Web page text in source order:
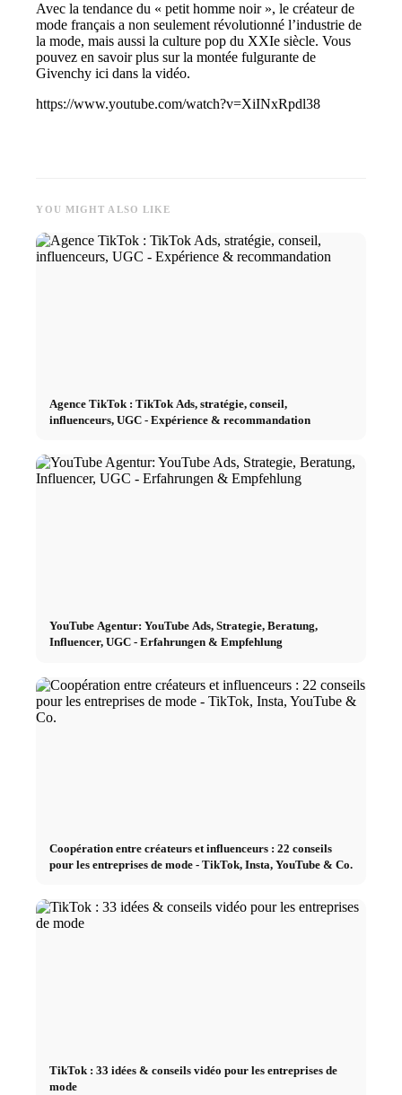
Avec la tendance du « petit homme noir », le créateur de
mode français a non seulement révolutionné l’industrie de
la mode, mais aussi la culture pop du XXIe siècle. Vous
pouvez en savoir plus sur la montée fulgurante de
Givenchy ici dans la vidéo.
https://www.youtube.com/watch?v=XiINxRpdl38
YOU MIGHT ALSO LIKE
Agence TikTok : TikTok Ads, stratégie, conseil,
influenceurs, UGC - Expérience & recommandation
YouTube Agentur: YouTube Ads, Strategie, Beratung,
Influencer, UGC - Erfahrungen & Empfehlung
Coopération entre créateurs et influenceurs : 22 conseils
pour les entreprises de mode - TikTok, Insta, YouTube & Co.
TikTok : 33 idées & conseils vidéo pour les entreprises de
mode